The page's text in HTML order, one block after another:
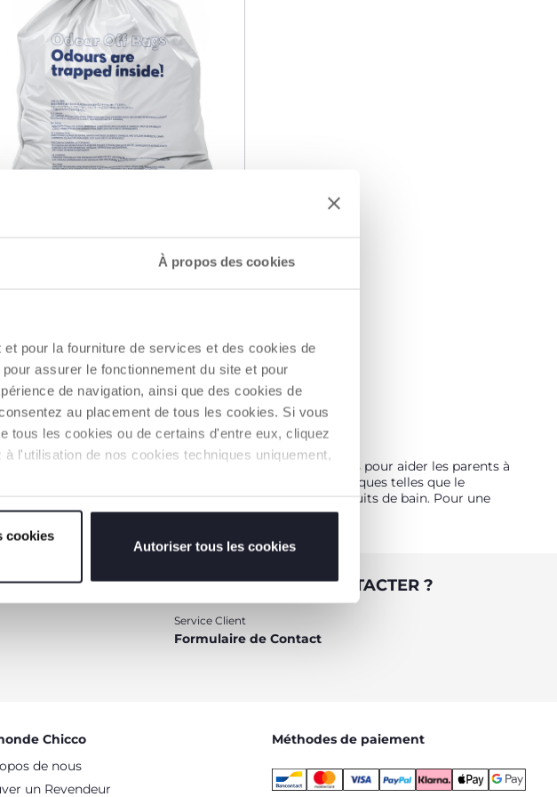
À propos des cookies
pour la fourniture de services et des cookies de
assurer le fonctionnement du site et pour
de navigation, ainsi que des cookies de
au placement de tous les cookies. Si vous
tous les cookies ou de certains d'entre eux, cliquez
l'utilisation de nos cookies techniques uniquement,
cookies
Autoriser tous les cookies
de sacs pour la
à couches
ME PRÉVENIR
C'est pourquoi Chicco a créé une série d'accessoires pour aider les parents à
une surface propre et confortable, aux solutions pratiques telles que le
équipée de tiroirs et d'étagères pour les produits de bain. Pour une
VOUS-AVEZ BESOIN DE NOUS CONTACTER ?
Service Client
Formulaire de Contact
Chicco
de nous
un Revendeur
Méthodes de paiement